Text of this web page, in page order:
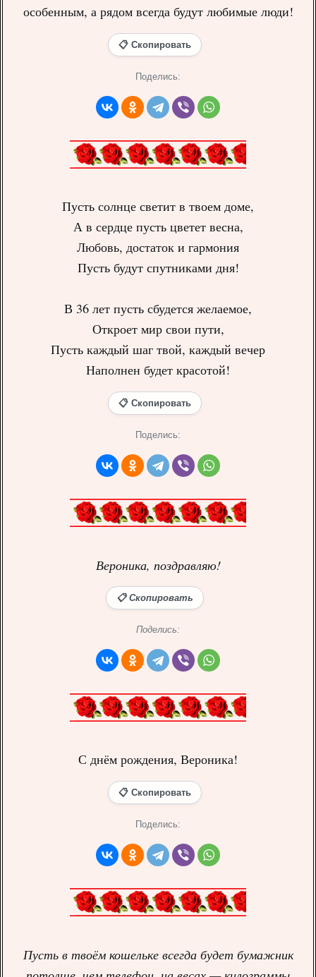
особенным, а рядом всегда будут любимые люди!
📋 Скопировать
Поделись:
Пусть солнце светит в твоем доме,
А в сердце пусть цветет весна,
Любовь, достаток и гармония
Пусть будут спутниками дня!
В 36 лет пусть сбудется желаемое,
Откроет мир свои пути,
Пусть каждый шаг твой, каждый вечер
Наполнен будет красотой!
📋 Скопировать
Поделись:
Вероника, поздравляю!
📋 Скопировать
Поделись:
С днём рождения, Вероника!
📋 Скопировать
Поделись:
Пусть в твоём кошельке всегда будет бумажник